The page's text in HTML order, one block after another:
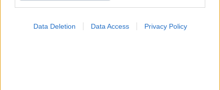
Data Deletion Data Access Privacy Policy
2026. június 03. 10:54
Küldés Küldés Messengeren